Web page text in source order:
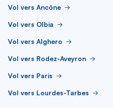
Vol vers Ancône
Vol vers Olbia
Vol vers Alghero
Vol vers Rodez-Aveyron
Vol vers Paris
Vol vers Lourdes-Tarbes